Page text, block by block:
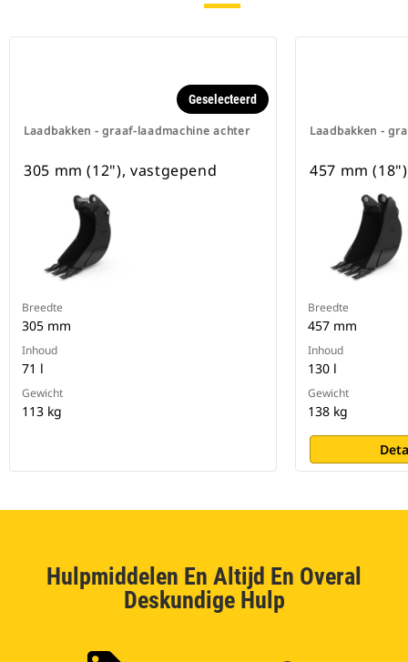
Laadbakken - graaf-laadmachine achter
Geselecteerd
305 mm (12"), vastgepend
Breedte
305 mm
Inhoud
71 l
Gewicht
113 kg
Laadbakken -
457 mm
Breedte
457 mm
Inhoud
130 l
Gewicht
138 kg
Hulpmiddelen En Altijd En Overal
Deskundige Hulp